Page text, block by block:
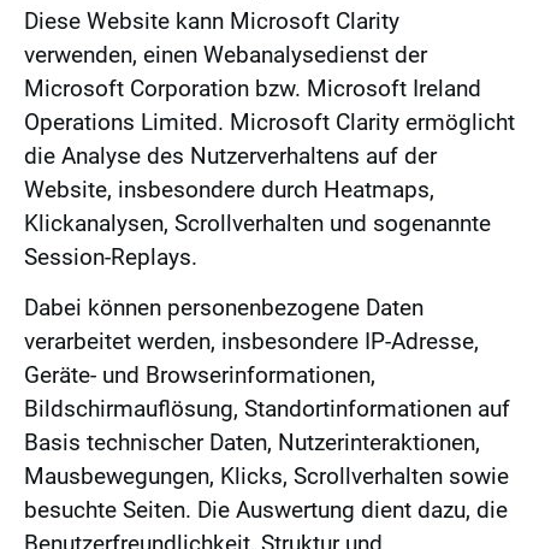
Diese Website kann Microsoft Clarity
verwenden, einen Webanalysedienst der
Microsoft Corporation bzw. Microsoft Ireland
Operations Limited. Microsoft Clarity ermöglicht
die Analyse des Nutzerverhaltens auf der
Website, insbesondere durch Heatmaps,
Klickanalysen, Scrollverhalten und sogenannte
Session-Replays.
Dabei können personenbezogene Daten
verarbeitet werden, insbesondere IP-Adresse,
Geräte- und Browserinformationen,
Bildschirmauflösung, Standortinformationen auf
Basis technischer Daten, Nutzerinteraktionen,
Mausbewegungen, Klicks, Scrollverhalten sowie
besuchte Seiten. Die Auswertung dient dazu, die